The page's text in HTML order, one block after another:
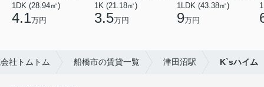
1DK (28.94㎡)
4.1万円
1K (21.18㎡)
3.5万円
1LDK (43.38㎡)
9万円
社トムトム 船橋市の賃貸一覧 津田沼駅 K`sハイム